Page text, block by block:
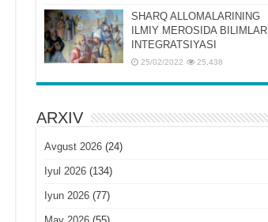
SHARQ ALLOMALARINING
ILMIY MЕROSIDA BILIMLAR
INTЕGRATSIYASI
25/02/2022 25,438
ARXIV
Avgust 2026(24)
Iyul 2026(134)
Iyun 2026(77)